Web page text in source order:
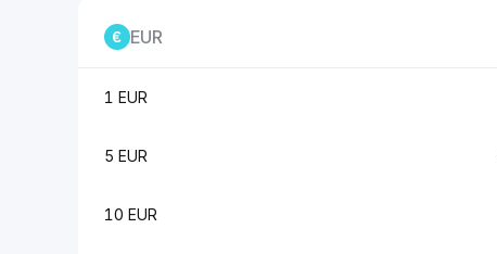
EUR
1 EUR
5 EUR
10 EUR